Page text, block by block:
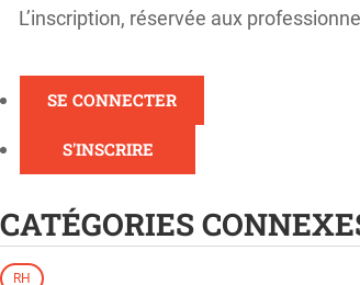
L’inscription, réservée aux
SE CONNECTER
S'INSCRIRE
CATÉGORIES
RH